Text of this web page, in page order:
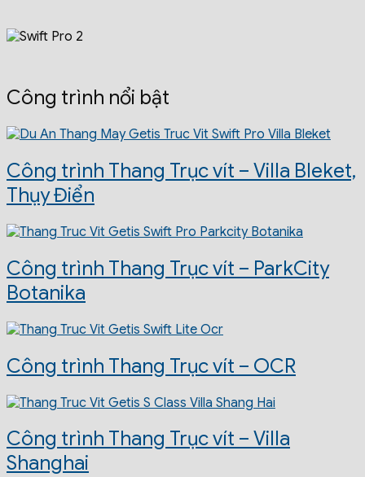
Công trình nổi bật
Công trình Thang Trục vít – Villa Bleket,
Thụy Điển
Công trình Thang Trục vít – ParkCity
Botanika
Công trình Thang Trục vít – OCR
Công trình Thang Trục vít – Villa
Shanghai